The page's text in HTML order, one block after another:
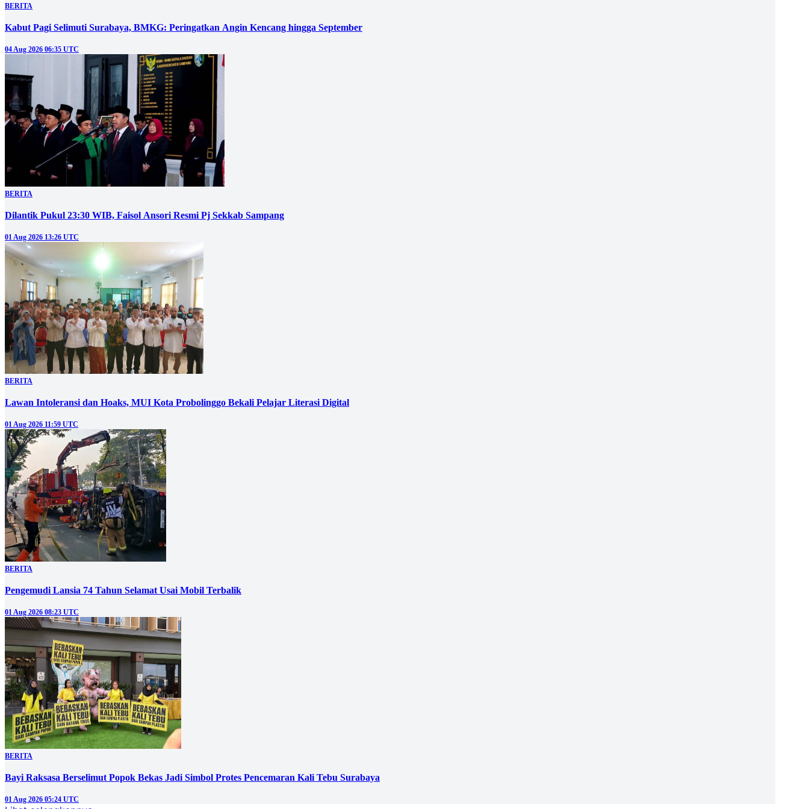
BERITA
Kabut Pagi Selimuti Surabaya, BMKG: Peringatkan Angin Kencang hingga September
04 Aug 2026 06:35 UTC
BERITA
Dilantik Pukul 23:30 WIB, Faisol Ansori Resmi Pj Sekkab Sampang
01 Aug 2026 13:26 UTC
BERITA
‎Lawan Intoleransi dan Hoaks, MUI Kota Probolinggo Bekali Pelajar Literasi Digital
01 Aug 2026 11:59 UTC
BERITA
Pengemudi Lansia 74 Tahun Selamat Usai Mobil Terbalik
01 Aug 2026 08:23 UTC
BERITA
Bayi Raksasa Berselimut Popok Bekas Jadi Simbol Protes Pencemaran Kali Tebu Surabaya
01 Aug 2026 05:24 UTC